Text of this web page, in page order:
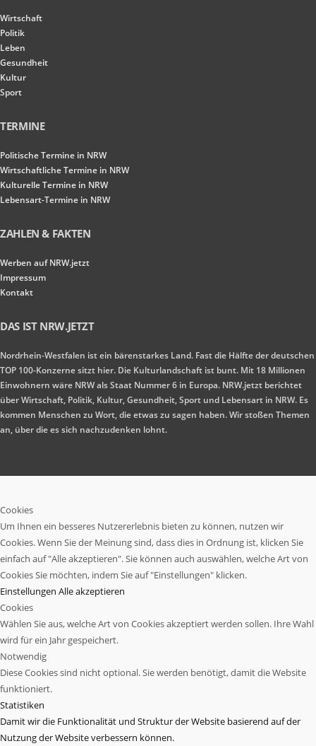
Wirtschaft
Politik
Leben
Gesundheit
Kultur
Sport
TERMINE
Politische Termine in NRW
Wirtschaftliche Termine in NRW
Kulturelle Termine in NRW
Lebensart-Termine in NRW
ZAHLEN & FAKTEN
Werben auf NRW.jetzt
Impressum
Kontakt
DAS IST NRW.JETZT
Nordrhein-Westfalen ist ein bärenstarkes Land. Fast die Hälfte der deutschen
TOP 100-Konzerne sitzt hier. Die Kulturlandschaft ist bunt. Mit 18 Millionen
Einwohnern wäre NRW als Staat Nummer 6 in Europa. NRW.jetzt berichtet
über Wirtschaft, Politik, Kultur, Gesundheit, Sport und Lebensart in NRW. Es
kommen Menschen zu Wort, die etwas zu sagen haben. Wir stoßen Themen
an, über die es sich nachzudenken lohnt.
Cookies
Um Ihnen ein besseres Nutzererlebnis bieten zu können, nutzen wir
Cookies. Wenn Sie der Meinung sind, dass dies in Ordnung ist, klicken Sie
einfach auf "Alle akzeptieren". Sie können auch auswählen, welche Art von
Cookies Sie möchten, indem Sie auf "Einstellungen" klicken.
Einstellungen Alle akzeptieren
Cookies
Wählen Sie aus, welche Art von Cookies akzeptiert werden sollen. Ihre Wahl
wird für ein Jahr gespeichert.
Notwendig
Diese Cookies sind nicht optional. Sie werden benötigt, damit die Website
funktioniert.
Statistiken
Damit wir die Funktionalität und Struktur der Website basierend auf der
Nutzung der Website verbessern können.